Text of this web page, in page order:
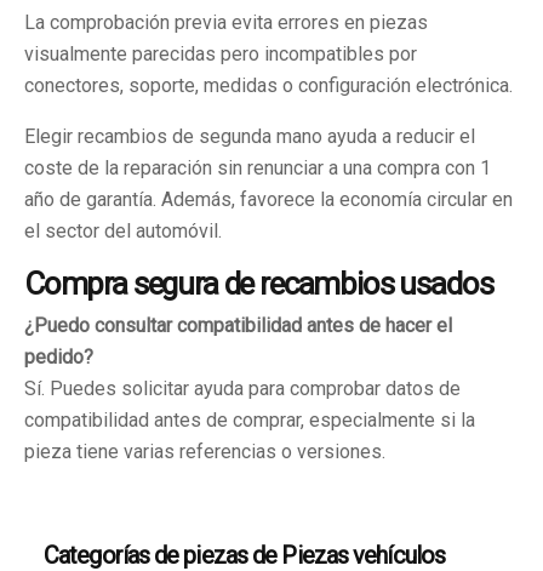
La comprobación previa evita errores en piezas
visualmente parecidas pero incompatibles por
conectores, soporte, medidas o configuración electrónica.
Elegir recambios de segunda mano ayuda a reducir el
coste de la reparación sin renunciar a una compra con 1
año de garantía. Además, favorece la economía circular en
el sector del automóvil.
Compra segura de recambios usados
¿Puedo consultar compatibilidad antes de hacer el
pedido?
Sí. Puedes solicitar ayuda para comprobar datos de
compatibilidad antes de comprar, especialmente si la
pieza tiene varias referencias o versiones.
Categorías de piezas de Piezas vehículos